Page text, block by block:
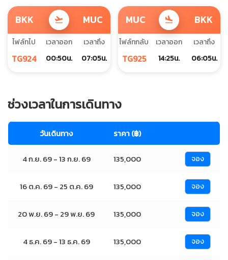
BKK flight_takeoff MUC
ไฟล์ทไป
TG924
เวลาออก
00:50น.
เวลาถึง
07:05น.
MUC flight_land BKK
ไฟล์ทกลับ
TG925
เวลาออก
14:25น.
เวลาถึง
06:05น.
ช่วงเวลาในการเดินทาง
วันเดินทาง ราคา (฿)
4 ก.ย. 69 - 13 ก.ย. 69 135,000 จอง
16 ต.ค. 69 - 25 ต.ค. 69 135,000 จอง
20 พ.ย. 69 - 29 พ.ย. 69 135,000 จอง
4 ธ.ค. 69 - 13 ธ.ค. 69 135,000 จอง